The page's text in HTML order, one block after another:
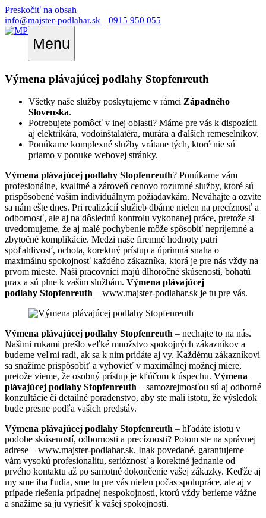
Preskočiť na obsah
info@majster-podlahar.sk 0915 950 055
Menu
Výmena plávajúcej podlahy Stopfenreuth
Všetky naše služby poskytujeme v rámci Západného
Slovenska.
Potrebujete pomôcť v inej oblasti? Máme pre vás k dispozícii
aj elektrikára, vodoinštalatéra, murára a ďalších remeselníkov.
Ponúkame komplexné služby vrátane tých, ktoré nie sú
priamo v ponuke webovej stránky.
Výmena plávajúcej podlahy Stopfenreuth? Ponúkame vám
profesionálne, kvalitné a zároveň cenovo rozumné služby, ktoré sú
prispôsobené vašim individuálnym požiadavkám. Neváhajte a ozvite
sa nám ešte dnes. Pri realizácií služieb dbáme nielen na precíznosť a
odbornosť, ale aj na dôslednú kontrolu vykonanej práce, pretože si
uvedomujeme, že aj malé pochybenie môže spôsobiť nepríjemné a
zbytočné komplikácie. Medzi naše firemné hodnoty patrí
spoľahlivosť, ochota, korektný prístup a úprimná snaha o
maximálnu spokojnosť každého zákazníka, ktorá je pre nás vždy na
prvom mieste. Naši pracovníci majú dlhoročné skúsenosti, bohatú
prax a sú plne k vašim službám. Výmena plávajúcej
podlahy Stopfenreuth – www.majster-podlahar.sk je tu pre vás.
Výmena plávajúcej podlahy Stopfenreuth – nechajte to na nás.
Našimi rukami prešlo veľké množstvo spokojných zákazníkov a
budeme veľmi radi, ak sa k nim pridáte aj vy. Každému zákazníkovi
sa snažíme prispôsobiť a vyhovieť v maximálnej možnej miere,
pretože vieme, že osobný prístup je kľúčom k úspechu. Výmena
plávajúcej podlahy Stopfenreuth – samozrejmosťou sú aj odborné
konzultácie či detailné poradenstvo, aby ste mali istotu, že výsledok
bude presne podľa vašich predstáv.
Výmena plávajúcej podlahy Stopfenreuth – hľadáte istotu v
podobe skúseností, odbornosti a precíznosti? Potom ste na správnej
adrese – www.majster-podlahar.sk. Inak povedané, garantujeme
vám vysokú profesionalitu, serióznosť a korektné jednanie od
prvého kontaktu až po samotné dokončenie vašej zákazky. Keďže aj
my sme iba ľudia, sme tu pre vás nielen počas spolupráce, ale aj v
prípade riešenia prípadnej nespokojnosti, ktorú vždy berieme vážne
a snažíme sa ju vyriešiť k vašej spokojnosti.